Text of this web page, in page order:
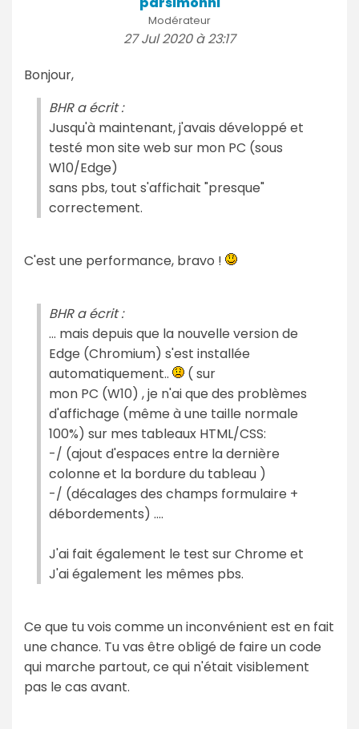
Modérateur
27 Jul 2020 à 23:17
Bonjour,
BHR a écrit :
Jusqu'à maintenant, j'avais développé et
testé mon site web sur mon PC (sous
W10/Edge)
sans pbs, tout s'affichait "presque"
correctement.
C'est une performance, bravo !
BHR a écrit :
... mais depuis que la nouvelle version de
Edge (Chromium) s'est installée
automatiquement..
( sur
mon PC (W10) , je n'ai que des problèmes
d'affichage (même à une taille normale
100%) sur mes tableaux HTML/CSS:
-/ (ajout d'espaces entre la dernière
colonne et la bordure du tableau )
-/ (décalages des champs formulaire +
débordements) ....
J'ai fait également le test sur Chrome et
J'ai également les mêmes pbs.
Ce que tu vois comme un inconvénient est en fait
une chance. Tu vas être obligé de faire un code
qui marche partout, ce qui n'était visiblement
pas le cas avant.